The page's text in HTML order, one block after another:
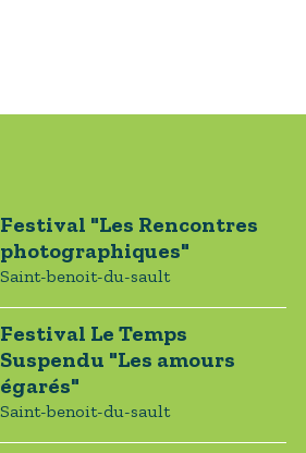
Festival "Les Rencontres
photographiques"
saint-benoit-du-sault
Festival Le Temps
Suspendu "Les amours
égarés"
saint-benoit-du-sault